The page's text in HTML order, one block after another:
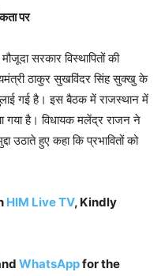
पर
सरकार विस्थापितों की
ठाकुर सुखविंदर सिंह सुक्खु के
गई है। इस बैठक में राजस्थान में
गया है। विधायक मलेंद्र राजन ने
उठाते हुए कहा कि प्रभावितों को
HIM Live TV, Kindly
WhatsAppfor the